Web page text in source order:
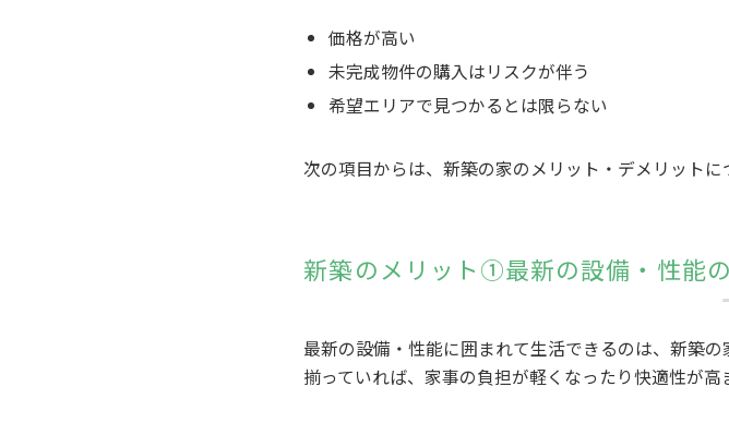
価格が高い
未完成物件の購入はリスクが伴う
希望エリアで見つかるとは限らない
次の項目からは、新築の家のメリット・デメリットに
新築のメリット①最新の設備・性能
最新の設備・性能に囲まれて生活できるのは、新築
揃っていれば、家事の負担が軽くなったり快適性が高